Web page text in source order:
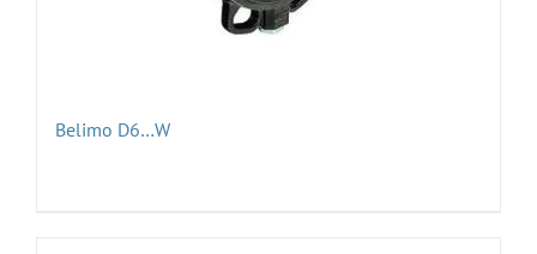
Belimo D6…W